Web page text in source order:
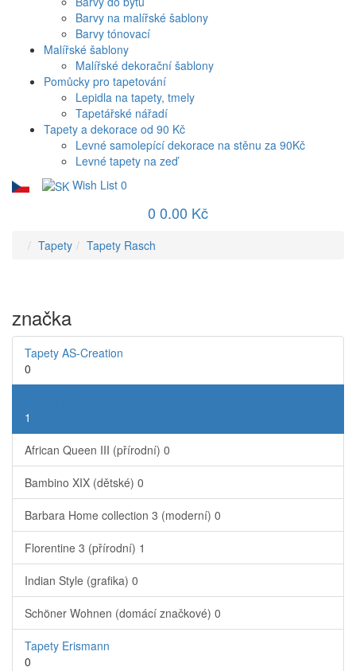
Barvy na malířské šablony
Barvy tónovací
Malířské šablony
Malířské dekorační šablony
Pomůcky pro tapetování
Lepidla na tapety, tmely
Tapetářské nářadí
Tapety a dekorace od 90 Kč
Levné samolepící dekorace na stěnu za 90Kč
Levné tapety na zeď
Wish List 0
0 0.00 Kč
Tapety Tapety Rasch
značka
Tapety AS-Creation
0
1
African Queen III (přírodní) 0
Bambino XIX (dětské) 0
Barbara Home collection 3 (moderní) 0
Florentine 3 (přírodní) 1
Indian Style (grafika) 0
Schöner Wohnen (domácí značkové) 0
Tapety Erismann
0